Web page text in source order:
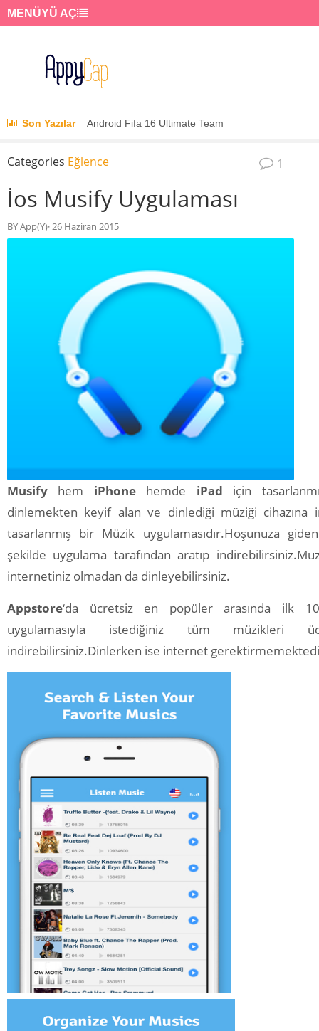
MENÜYÜ AÇ
Son Yazılar Android Fifa 16 Ultimate Team
Categories Eğlence 1
İos Musify Uygulaması
BY App(Y)· 26 Haziran 2015
Musify hem iPhonehemde iPad için
dinlemekten keyif alan ve dinlediği müziği cihazına
tasarlanmış bir Müzik uygulamasıdır.Hoşunuza
şekilde uygulama tarafından aratıp
internetiniz olmadan da dinleyebilirsiniz.
Appstore‘da ücretsiz en popüler arasında ilk
uygulamasıyla istediğiniz tüm müzikleri
indirebilirsiniz.Dinlerken ise internet